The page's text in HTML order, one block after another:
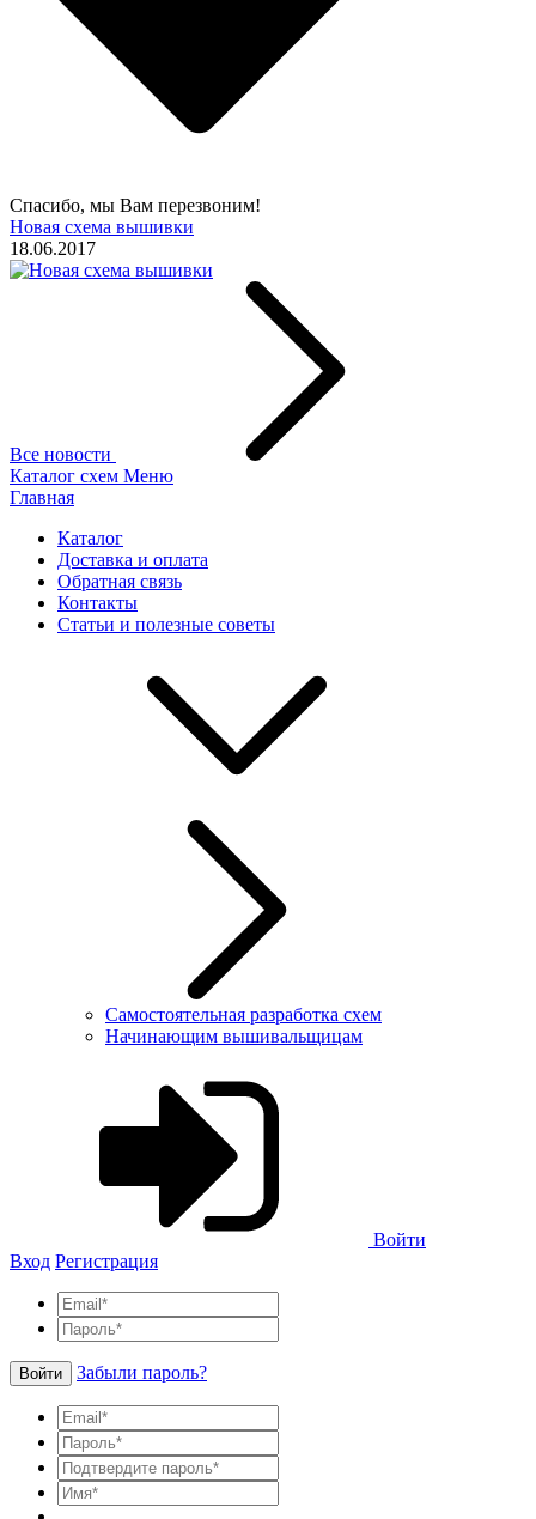
Спасибо, мы Вам перезвоним!
Новая схема вышивки
18.06.2017
Все новости
Каталог схем Меню
Главная
Каталог
Доставка и оплата
Обратная связь
Контакты
Статьи и полезные советы
Самостоятельная разработка схем
Начинающим вышивальщицам
Войти
Вход Регистрация
Войти Забыли пароль?